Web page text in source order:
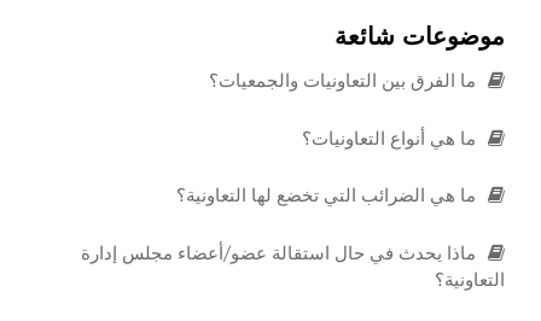
موضوعات شائعة
ما الفرق بين التعاونيات والجمعيات؟
ما هي أنواع التعاونيات؟
ما هي الضرائب التي تخضع لها التعاونية؟
ماذا يحدث في حال استقالة عضو/أعضاء مجلس إدارة
التعاونية؟